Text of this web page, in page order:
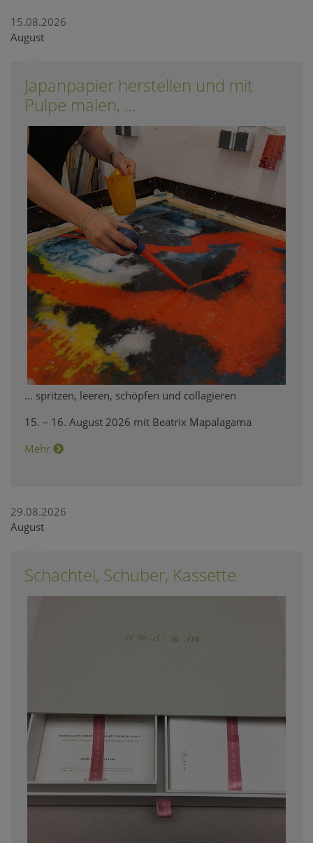
15.08.2026
August
Japanpapier herstellen und mit
Pulpe malen, …
… spritzen, leeren, schöpfen und collagieren
15. – 16. August 2026 mit Beatrix Mapalagama
Mehr
29.08.2026
August
Schachtel, Schuber, Kassette